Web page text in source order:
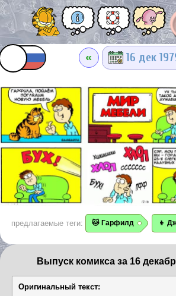
« 16 дек
предлагаемые теги: 🐱 Гарфилд 👦
Выпуск комикса за 16
Оригинальный текст: